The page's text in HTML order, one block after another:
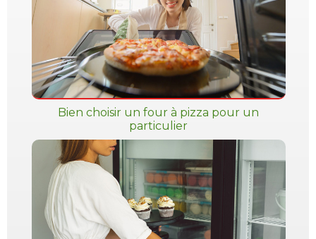
Bien choisir un four à pizza pour un
particulier